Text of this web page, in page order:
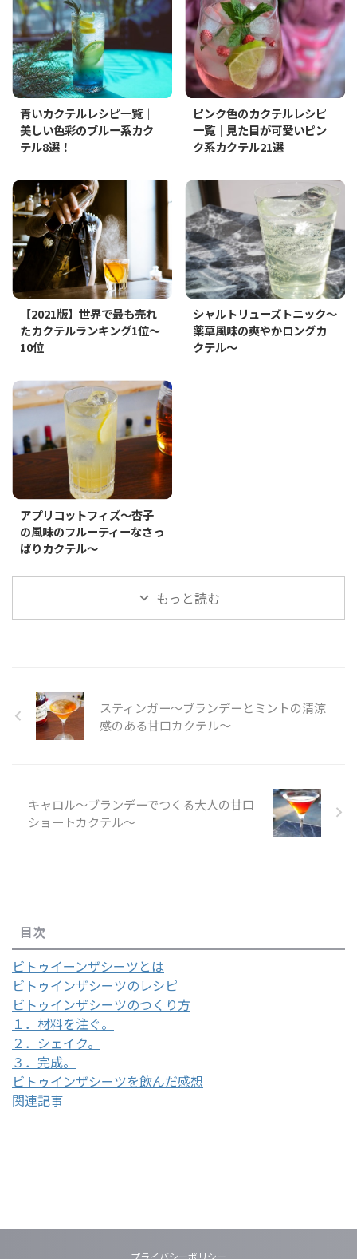
青いカクテルレシピ一覧｜
美しい色彩のブルー系カク
テル8選！
ピンク色のカクテルレシピ
一覧｜見た目が可愛いピン
ク系カクテル21選
【2021版】世界で最も売れ
たカクテルランキング1位～
10位
シャルトリューズトニック～
薬草風味の爽やかロングカ
クテル～
アプリコットフィズ～杏子
の風味のフルーティーなさっ
ぱりカクテル～
もっと読む
スティンガー～ブランデーとミントの清涼
感のある甘口カクテル～
キャロル～ブランデーでつくる大人の甘口
ショートカクテル～
目次
ビトゥイーンザシーツとは
ビトゥインザシーツのレシピ
ビトゥインザシーツのつくり方
１．材料を注ぐ。
２．シェイク。
３．完成。
ビトゥインザシーツを飲んだ感想
関連記事
プライバシーポリシー